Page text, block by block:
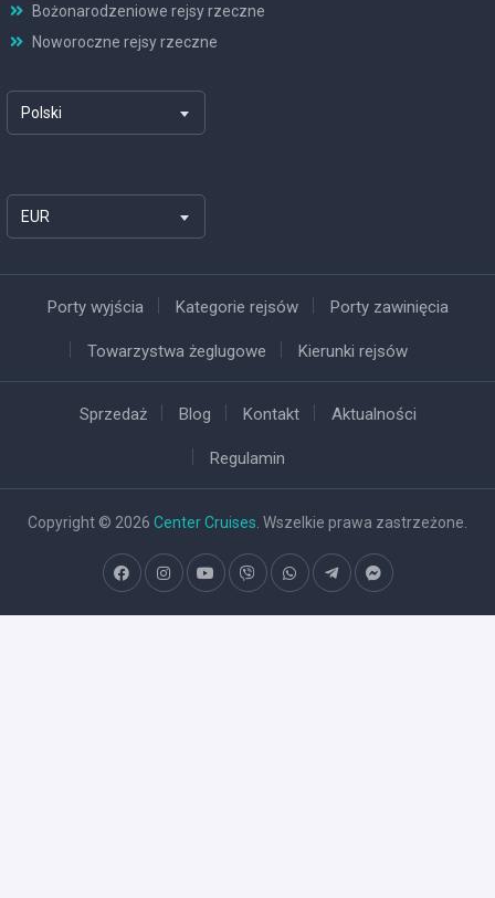
Bożonarodzeniowe rejsy rzeczne
Noworoczne rejsy rzeczne
Polski
EUR
Porty wyjścia Kategorie rejsów Porty zawinięcia
Towarzystwa żeglugowe Kierunki rejsów
Sprzedaż Blog Kontakt Aktualności
Regulamin
Copyright © 2026 Center Cruises . Wszelkie prawa zastrzeżone.